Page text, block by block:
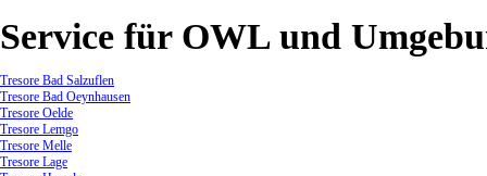
Service für OWL und
Tresore Bad Salzuflen
Tresore Bad Oeynhausen
Tresore Oelde
Tresore Lemgo
Tresore Melle
Tresore Lage